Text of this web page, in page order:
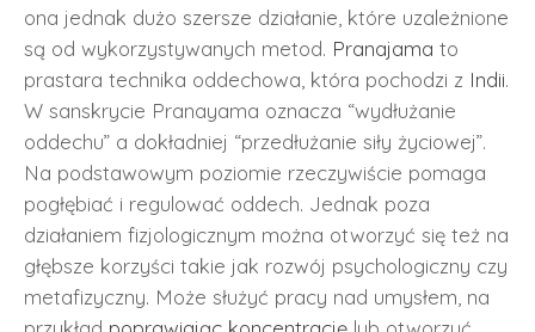
ona jednak dużo szersze działanie, które uzależnione
są od wykorzystywanych metod. Pranajama to
prastara technika oddechowa, która pochodzi z Indii.
W sanskrycie Pranayama oznacza “wydłużanie
oddechu” a dokładniej “przedłużanie siły życiowej”.
Na podstawowym poziomie rzeczywiście pomaga
pogłębiać i regulować oddech. Jednak poza
działaniem fizjologicznym można otworzyć się też na
głębsze korzyści takie jak rozwój psychologiczny czy
metafizyczny. Może służyć pracy nad umysłem, na